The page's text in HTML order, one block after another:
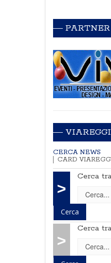
PARTNER
CERCA NEWS
CARD
>
Cerca
>
Cerca